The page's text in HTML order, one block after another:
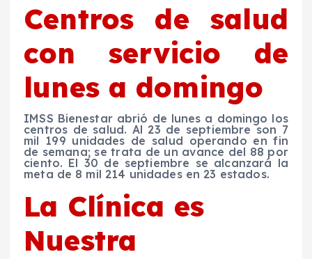
Centros de salud
con servicio de
lunes a domingo
IMSS Bienestar abrió de lunes a domingo los
centros de salud. Al 23 de septiembre son 7
mil 199 unidades de salud operando en fin
de semana; se trata de un avance del 88 por
ciento. El 30 de septiembre se alcanzará la
meta de 8 mil 214 unidades en 23 estados.
La Clínica es
Nuestra